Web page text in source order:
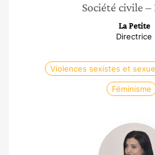
Société civile –
La Petite
Directrice
Violences sexistes et
Féminisme